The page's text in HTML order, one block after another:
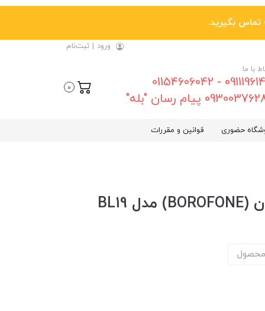
ورود | ثبت‌نام
با ما
09111961461 - 01154606042
پیام رسان "بله"
0
حضوری قوانین و مقررات